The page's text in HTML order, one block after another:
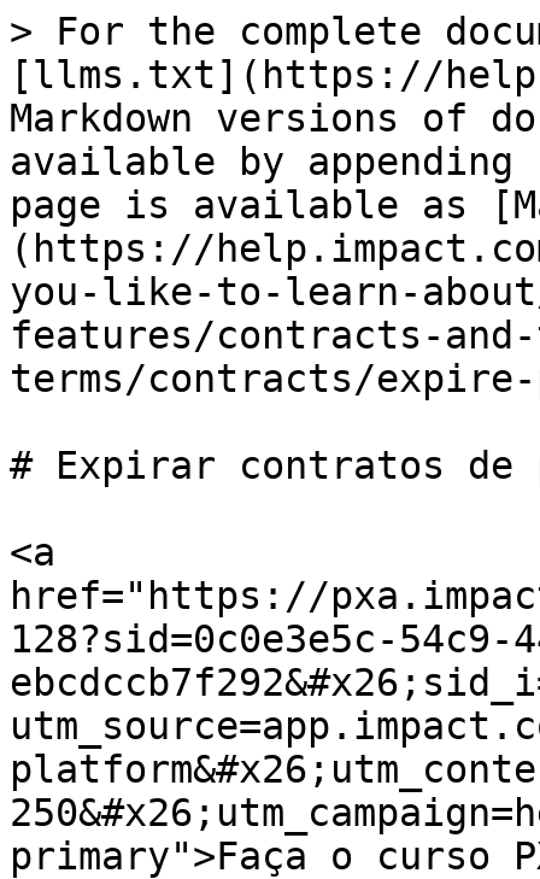
> For the complete
[llms.txt](https://
Markdown versions of
available by
page is available as
(https://
you-like-to-learn-
features/contracts-
terms/contracts/
# Expirar contratos de
<a
href="https://
128?sid=0c0e3e5c-54c9-
primary">Faça o curso